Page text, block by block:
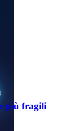
più fragili